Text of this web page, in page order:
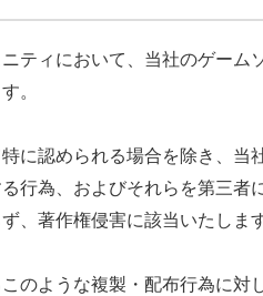
ティにおいて、当社のゲーム
。
に認められる場合を除き、当
行為、およびそれらを第三者
、著作権侵害に該当いたします
のような複製・配布行為に対